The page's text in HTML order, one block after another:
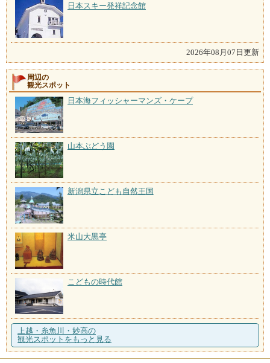
日本スキー発祥記念館
2026年08月07日更新
周辺の
観光スポット
日本海フィッシャーマンズ・ケープ
山本ぶどう園
新潟県立こども自然王国
米山大黒亭
こどもの時代館
上越・糸魚川・妙高の
観光スポットをもっと見る